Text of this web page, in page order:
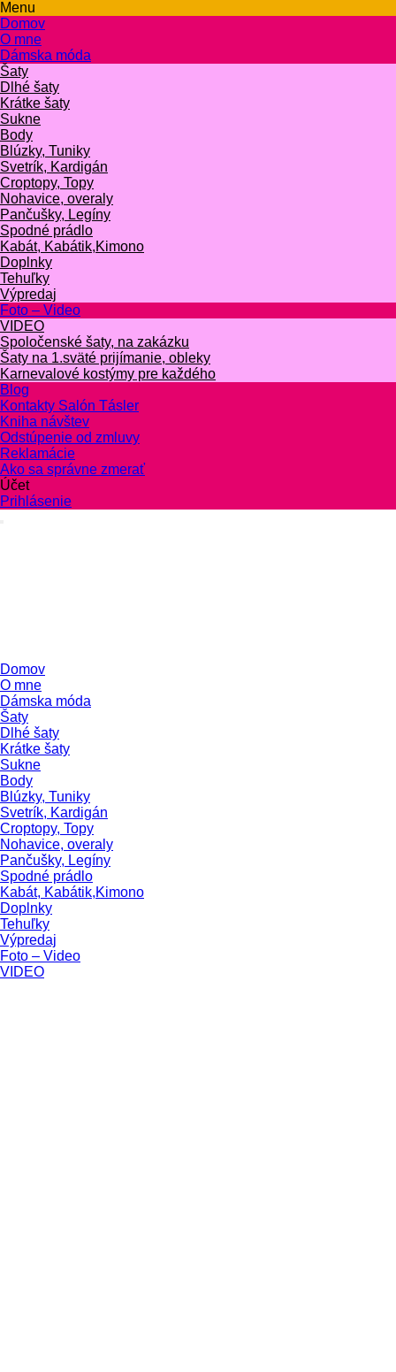
Menu
Domov
O mne
Dámska móda
Šaty
Dlhé šaty
Krátke šaty
Sukne
Body
Blúzky, Tuniky
Svetrík, Kardigán
Croptopy, Topy
Nohavice, overaly
Pančušky, Legíny
Spodné prádlo
Kabát, Kabátik,Kimono
Doplnky
Tehuľky
Výpredaj
Foto – Video
VIDEO
Spoločenské šaty, na zakázku
Šaty na 1.sväté prijímanie, obleky
Karnevalové kostýmy pre každého
Blog
Kontakty Salón Tásler
Kniha návštev
Odstúpenie od zmluvy
Reklamácie
Ako sa správne zmerať
Účet
Prihlásenie
Domov
O mne
Dámska móda
Šaty
Dlhé šaty
Krátke šaty
Sukne
Body
Blúzky, Tuniky
Svetrík, Kardigán
Croptopy, Topy
Nohavice, overaly
Pančušky, Legíny
Spodné prádlo
Kabát, Kabátik,Kimono
Doplnky
Tehuľky
Výpredaj
Foto – Video
VIDEO